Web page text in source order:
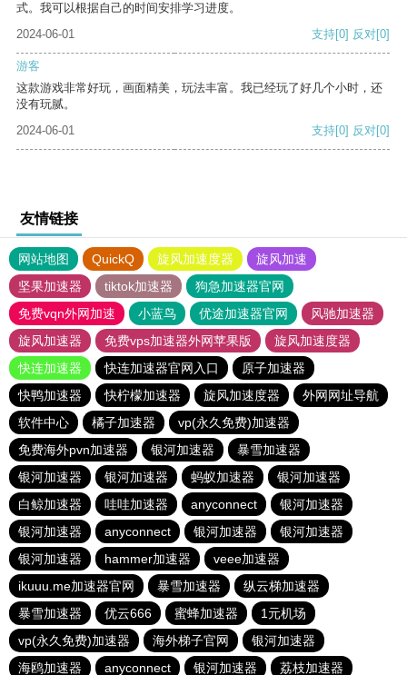
式。我可以根据自己的时间安排学习进度。
2024-06-01
支持[0] 反对[0]
游客
这款游戏非常好玩，画面精美，玩法丰富。我已经玩了好几个小时，还
没有玩腻。
2024-06-01
支持[0] 反对[0]
友情链接
网站地图 QuickQ 旋风加速度器
旋风加速
坚果加速器
tiktok加速器
狗急加速器官网
免费vqn外网加速
小蓝鸟 优途加速器官网
风驰加速器
旋风加速器
免费vps加速器外网苹果版
旋风加速度器
快连加速器
快连加速器官网入口
原子加速器
快鸭加速器
快柠檬加速器 旋风加速度器
外网网址导航
软件中心
橘子加速器
vp(永久免费)加速器
免费海外pvn加速器
银河加速器
暴雪加速器
银河加速器
银河加速器 蚂蚁加速器
银河加速器
白鲸加速器
哇哇加速器 anyconnect
银河加速器
银河加速器
anyconnect 银河加速器
银河加速器
银河加速器
hammer加速器
veee加速器
ikuuu.me加速器官网
暴雪加速器
纵云梯加速器
暴雪加速器
优云666 蜜蜂加速器
1元机场
vp(永久免费)加速器
海外梯子官网
银河加速器
海鸥加速器
anyconnect 银河加速器 荔枝加速器